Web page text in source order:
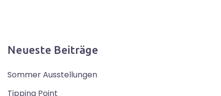
Neueste Beiträge
Sommer Ausstellungen
Tipping Point